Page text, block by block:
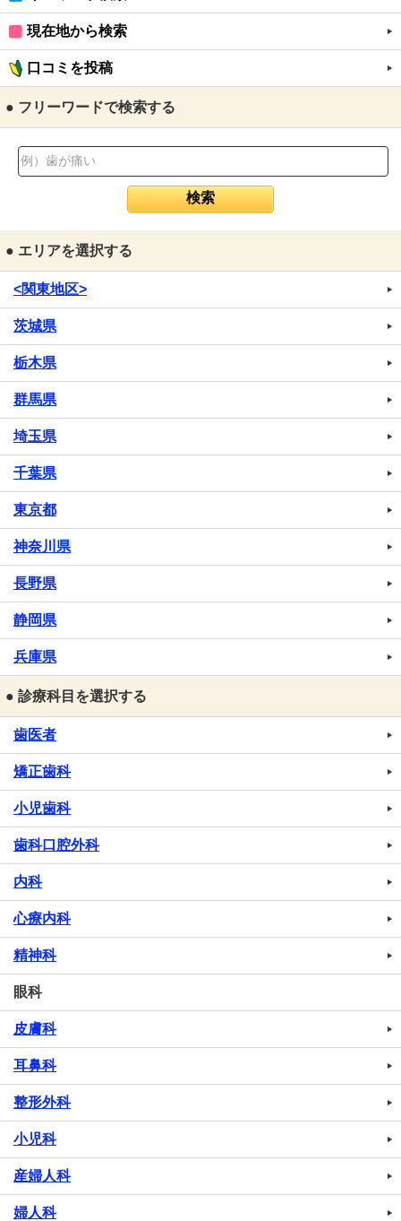
現在地から検索
口コミを投稿
● フリーワードで検索する
● エリアを選択する
<関東地区>
茨城県
栃木県
群馬県
埼玉県
千葉県
東京都
神奈川県
長野県
静岡県
兵庫県
● 診療科目を選択する
歯医者
矯正歯科
小児歯科
歯科口腔外科
内科
心療内科
精神科
眼科
皮膚科
耳鼻科
整形外科
小児科
産婦人科
婦人科